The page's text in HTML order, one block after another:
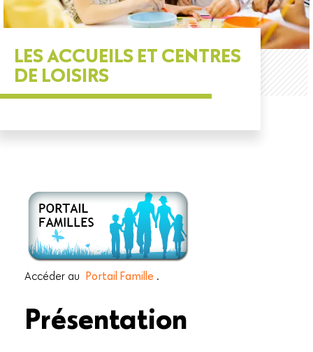
LES ACCUEILS ET CENTRES
DE LOISIRS
Accéder au Portail Famille .
Présentation